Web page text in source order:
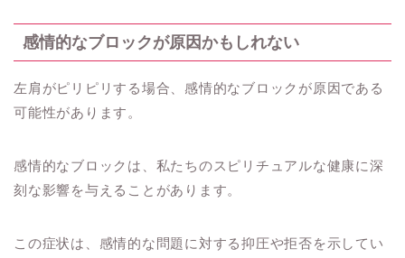
感情的なブロックが原因かもしれない
左肩がピリピリする場合、感情的なブロックが原因である
可能性があります。
感情的なブロックは、私たちのスピリチュアルな健康に深
刻な影響を与えることがあります。
この症状は、感情的な問題に対する抑圧や拒否を示してい